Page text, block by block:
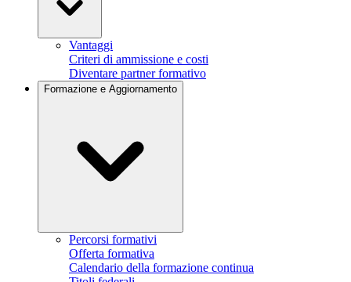
Vantaggi
Criteri di ammissione e costi
Diventare partner formativo
Formazione e Aggiornamento
Percorsi formativi
Offerta formativa
Calendario della formazione continua